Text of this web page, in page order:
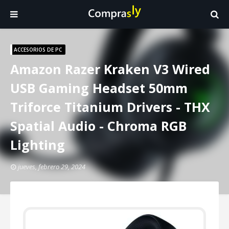
ACCESORIOS DE PC
Amazon Razer Kraken V3 Wired
USB Gaming Headset 50mm
Triforce Titanium Drivers - THX
Spatial Audio - Chroma RGB
Lighting
jueves, febrero 29, 2024